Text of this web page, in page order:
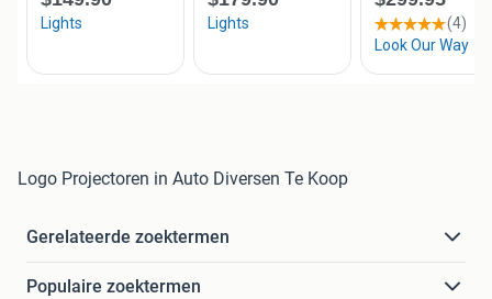
Logo Projectoren in Auto Diversen Te Koop
Gerelateerde zoektermen
Populaire zoektermen